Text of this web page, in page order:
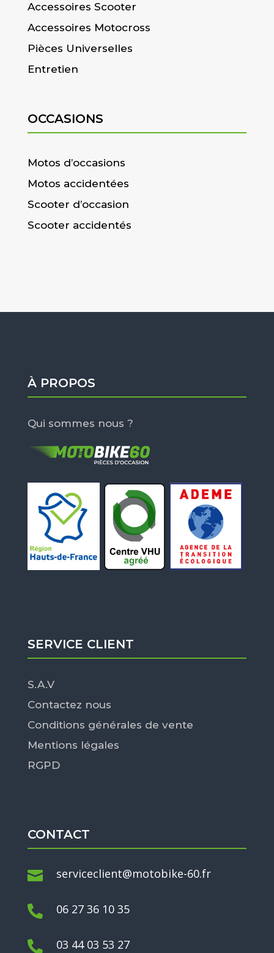
Accessoires Scooter
Accessoires Motocross
Pièces Universelles
Entretien
OCCASIONS
Motos d’occasions
Motos accidentées
Scooter d’occasion
Scooter accidentés
À PROPOS
Qui sommes nous ?
SERVICE CLIENT
S.A.V
Contactez nous
Conditions générales de vente
Mentions légales
RGPD
CONTACT
 serviceclient@motobike-60.fr
 06 27 36 10 35
 03 44 03 53 27